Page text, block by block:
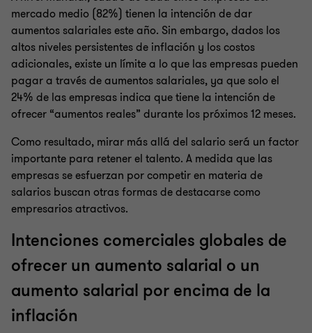
mercado medio (82%) tienen la intención de dar
aumentos salariales este año. Sin embargo, dados los
altos niveles persistentes de inflación y los costos
adicionales, existe un límite a lo que las empresas pueden
pagar a través de aumentos salariales, ya que solo el
24% de las empresas indica que tiene la intención de
ofrecer “aumentos reales” durante los próximos 12 meses.
Como resultado, mirar más allá del salario será un factor
importante para retener el talento. A medida que las
empresas se esfuerzan por competir en materia de
salarios buscan otras formas de destacarse como
empresarios atractivos.
Intenciones comerciales globales de
ofrecer un aumento salarial o un
aumento salarial por encima de la
inflación